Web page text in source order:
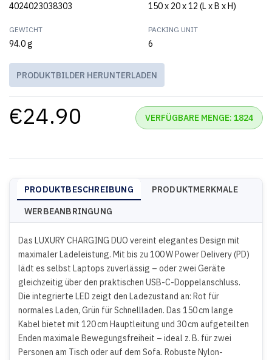
4024023038303 150 x 20 x 12 (L x B x H)
GEWICHT
94.0 g
PACKING UNIT
6
PRODUKTBILDER HERUNTERLADEN
€24.90 VERFÜGBARE MENGE: 1824
PRODUKTBESCHREIBUNG
PRODUKTMERKMALE
WERBEANBRINGUNG
Das LUXURY CHARGING DUO vereint elegantes Design mit
maximaler Ladeleistung. Mit bis zu 100 W Power Delivery (PD)
lädt es selbst Laptops zuverlässig – oder zwei Geräte
gleichzeitig über den praktischen USB-C-Doppelanschluss.
Die integrierte LED zeigt den Ladezustand an: Rot für
normales Laden, Grün für Schnellladen. Das 150 cm lange
Kabel bietet mit 120 cm Hauptleitung und 30 cm aufgeteilten
Enden maximale Bewegungsfreiheit – ideal z. B. für zwei
Personen am Tisch oder auf dem Sofa. Robuste Nylon-